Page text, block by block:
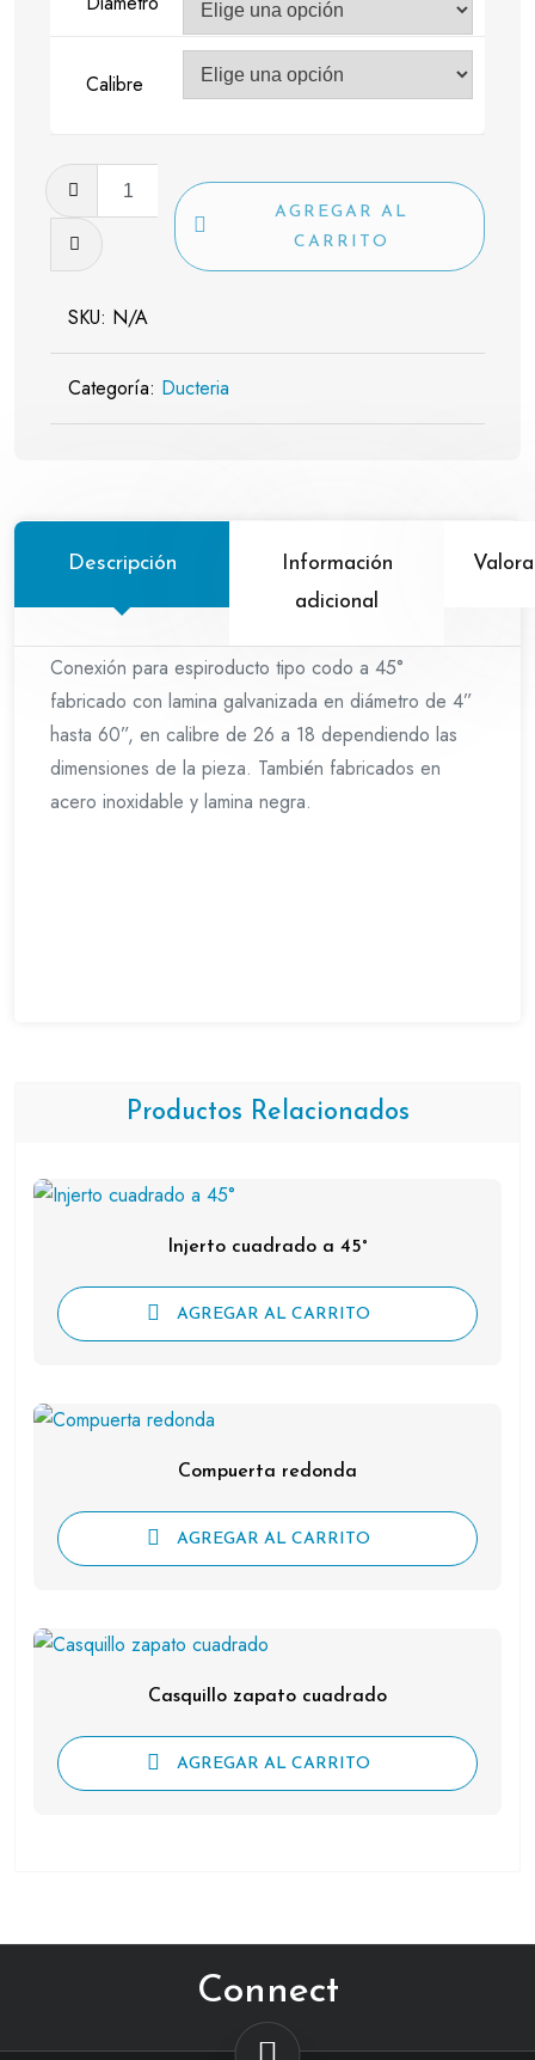
Calibre
45°
cantidad
AGREGAR AL
CARRITO
SKU: N/A
Categoría: Ducteria
Descripción
Información
adicional
Conexión para espiroducto tipo codo a 45°
fabricado con lamina galvanizada en diámetro de 4”
hasta 60”, en calibre de 26 a 18 dependiendo las
dimensiones de la pieza. También fabricados en
acero inoxidable y lamina negra.
Productos Relacionados
Injerto cuadrado a 45°
AGREGAR AL CARRITO
Compuerta redonda
AGREGAR AL CARRITO
Casquillo zapato cuadrado
AGREGAR AL CARRITO
Connect